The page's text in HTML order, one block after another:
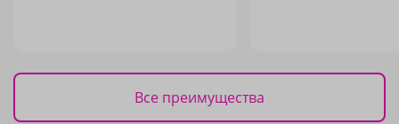
Все преимущества